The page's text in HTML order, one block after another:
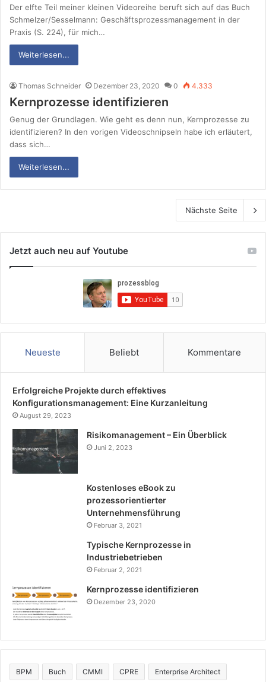
Der elfte Teil meiner kleinen Videoreihe beruft sich auf das Buch
Schmelzer/Sesselmann: Geschäftsprozessmanagement in der
Praxis (S. 224), für mich…
Weiterlesen...
Thomas Schneider Dezember 23, 2020 0 4.333
Kernprozesse identifizieren
Genug der Grundlagen. Wie geht es denn nun, Kernprozesse zu
identifizieren? In den vorigen Videoschnipseln habe ich erläutert,
dass sich…
Weiterlesen...
Nächste Seite
Jetzt auch neu auf Youtube
Neueste Beliebt Kommentare
Erfolgreiche Projekte durch effektives
Konfigurationsmanagement: Eine Kurzanleitung
August 29, 2023
Risikomanagement – Ein Überblick
Juni 2, 2023
Kostenloses eBook zu
prozessorientierter
Unternehmensführung
Februar 3, 2021
Typische Kernprozesse in
Industriebetrieben
Februar 2, 2021
Kernprozesse identifizieren
Dezember 23, 2020
BPM Buch CMMI CPRE Enterprise Architect